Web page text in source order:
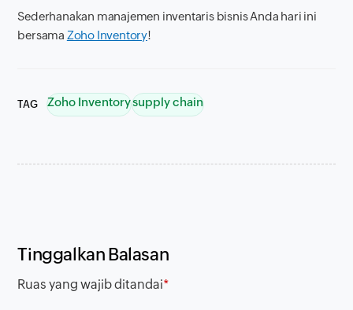
Sederhanakan manajemen inventaris bisnis Anda hari ini
bersama Zoho Inventory!
TAG Zoho Inventorysupply chain
Tinggalkan Balasan
Ruas yang wajib ditandai*